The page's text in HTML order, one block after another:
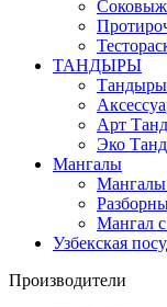
ТАНДЫРЫ
Арт
Эко
Мангалы
Мангалы
Мангал с
Узбекская
Производители